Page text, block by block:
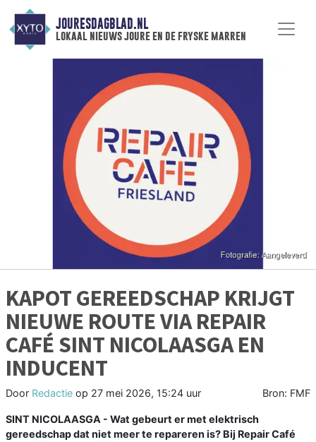
JOURESDAGBLAD.NL
lokaal nieuws joure en de fryske marren
KAPOT GEREEDSCHAP KRIJGT
NIEUWE ROUTE VIA REPAIR
CAFÉ SINT NICOLAASGA EN
INDUCENT
Door Redactie op 27 mei 2026, 15:24 uur Bron: FMF
SINT NICOLAASGA - Wat gebeurt er met elektrisch
gereedschap dat niet meer te repareren is? Bij Repair Café